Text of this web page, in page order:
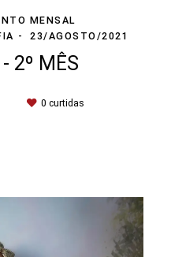
MENSAL
23/AGOSTO/2021
2º MÊS
0 curtidas